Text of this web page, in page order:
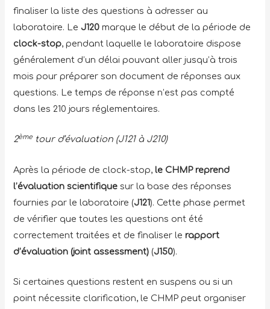
finaliser la liste des questions à adresser au
laboratoire. Le J120 marque le début de la période de
clock-stop, pendant laquelle le laboratoire dispose
généralement d’un délai pouvant aller jusqu’à trois
mois pour préparer son document de réponses aux
questions. Le temps de réponse n’est pas compté
dans les 210 jours réglementaires.
2ème tour d’évaluation (J121 à J210)
Après la période de clock-stop,le CHMP reprend
l’évaluation scientifique sur la base des réponses
fournies par le laboratoire (J121). Cette phase permet
de vérifier que toutes les questions ont été
correctement traitées et de finaliser le rapport
d’évaluation (joint assessment) (J150).
Si certaines questions restent en suspens ou si un
point nécessite clarification, le CHMP peut organiser